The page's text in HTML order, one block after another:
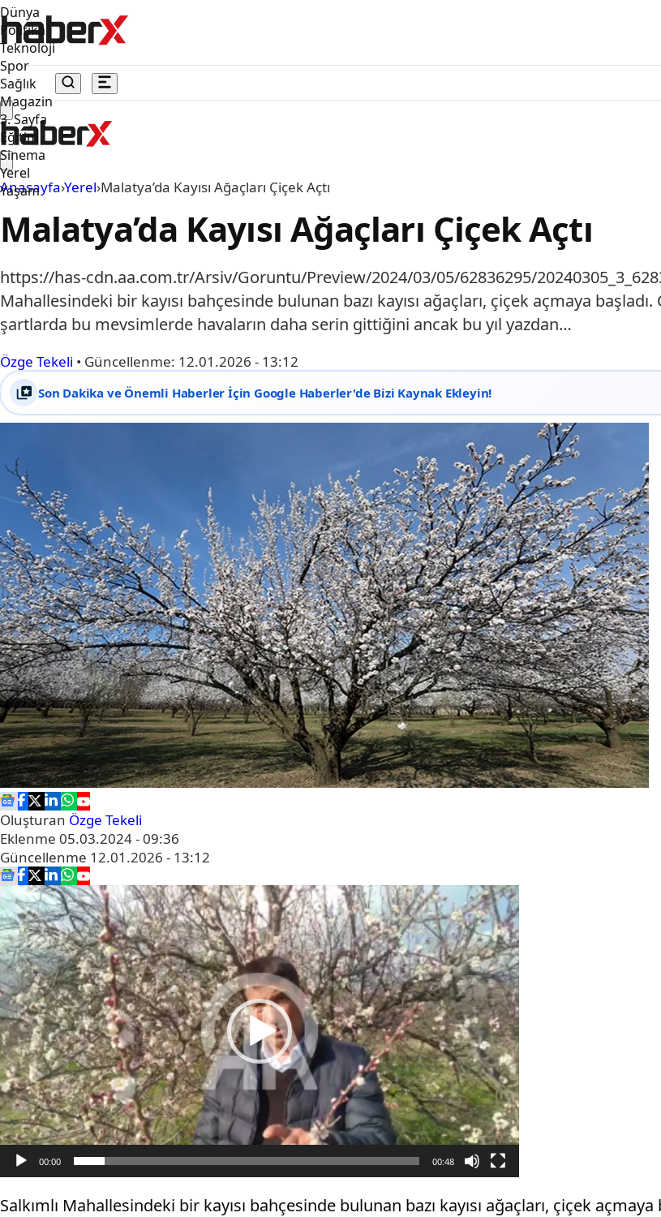
Dünya
Politika
Teknoloji
Spor
Sağlık
Magazin
3. Sayfa
Eğitim
Sinema
Yerel
Yaşam
Anasayfa›Yerel›Malatya’da Kayısı Ağaçları Çiçek Açtı
Malatya’da Kayısı Ağaçları Çiçek Açtı
https://has-cdn.aa.com.tr/Arsiv/Goruntu/Preview/2024/03/05/62836295/
Mahallesindeki bir kayısı bahçesinde bulunan bazı kayısı ağaçları, çiçek açmaya
şartlarda bu mevsimlerde havaların daha serin gittiğini ancak bu yıl yazdan…
Özge Tekeli • Güncellenme: 12.01.2026 - 13:12
Son Dakika ve Önemli Haberler İçin Google Haberler'de Bizi Kaynak Ekleyin!
Oluşturan Özge Tekeli
Eklenme 05.03.2024 - 09:36
Güncellenme 12.01.2026 - 13:12
Video
oynatıcı
00:00 00:48
Salkımlı Mahallesindeki bir kayısı bahçesinde bulunan bazı kayısı ağaçları, çiçek açmaya